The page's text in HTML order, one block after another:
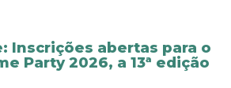
Inscrições abertas para o
Party 2026, a 13ª edição